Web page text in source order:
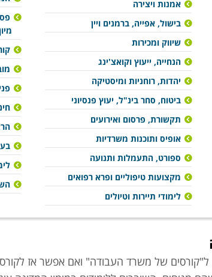
אמנות ויצירה
בישול, אפייה, ברמנים ויין
שיווק ומכירות
הנחייה, ייעוץ וקואצ'ינג
יהדות, רוחניות ומיסטיקה
ביטוח, סחר בינ"ל, יעוץ פנסיוני
תקשורת, פרסום ואירועים
אופיס ותוכנות משרדיות
ספורט, התעמלות ותנועה
מקצועות טיפוליים ופרא רפואים
לימודי תיירות וטיולים
של משרד העבודה" ואם אפשר אז